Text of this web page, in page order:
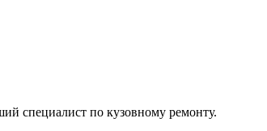
специалист по кузовному ремонту.